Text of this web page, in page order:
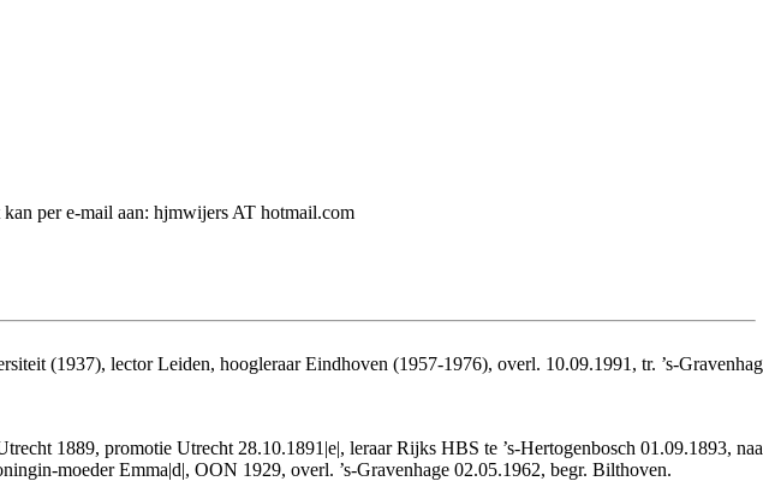
per e-mail aan: hjmwijers AT hotmail.com
(1937), lector Leiden, hoogleraar Eindhoven (1957-1976), overl. 10.09.1991, tr. ’s-
1889, promotie Utrecht 28.10.1891|e|, leraar Rijks HBS te ’s-Hertogenbosch 01.09.1893,
moeder Emma|d|, OON 1929, overl. ’s-Gravenhage 02.05.1962, begr. Bilthoven.